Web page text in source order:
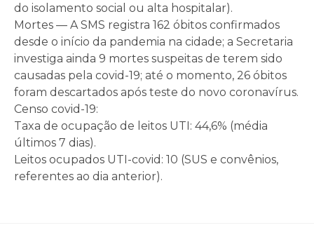
do isolamento social ou alta hospitalar).
Mortes — A SMS registra 162 óbitos confirmados
desde o início da pandemia na cidade; a Secretaria
investiga ainda 9 mortes suspeitas de terem sido
causadas pela covid-19; até o momento, 26 óbitos
foram descartados após teste do novo coronavírus.
Censo covid-19:
Taxa de ocupação de leitos UTI: 44,6% (média
últimos 7 dias).
Leitos ocupados UTI-covid: 10 (SUS e convênios,
referentes ao dia anterior).